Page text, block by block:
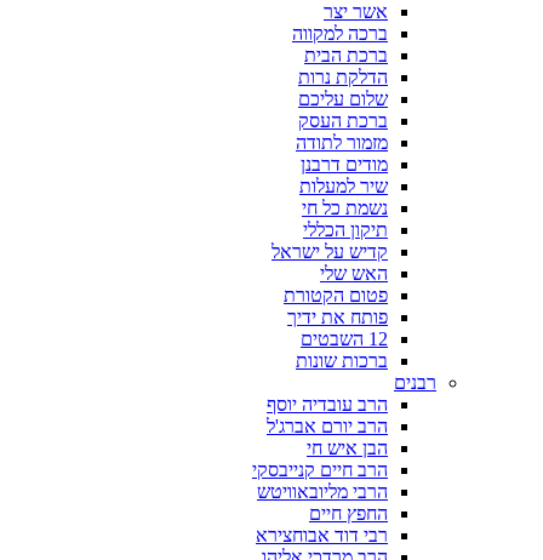
אשר יצר
ברכה למקווה
ברכת הבית
הדלקת נרות
שלום עליכם
ברכת העסק
מזמור לתודה
מודים דרבנן
שיר למעלות
נשמת כל חי
תיקון הכללי
קדיש על ישראל
האש שלי
פטום הקטורת
פותח את ידיך
12 השבטים
ברכות שונות
רבנים
הרב עובדיה יוסף
הרב יורם אברג'ל
הבן איש חי
הרב חיים קנייבסקי
הרבי מליובאוויטש
החפץ חיים
רבי דוד אבוחצירא